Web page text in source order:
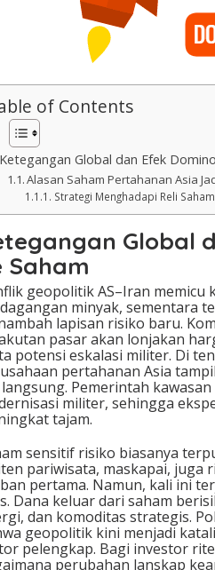
of Contents
Global dan Efek
Alasan Saham Pertahanan Asia
Strategi Menghadapi Reli
Global
Saham
geopolitik AS–Iran
minyak, sementara
lapisan risiko baru.
pasar akan lonjakan
potensi eskalasi militer. Di
pertahanan Asia
Pemerintah
militer, sehingga
tajam.
sensitif risiko biasanya
pariwisata, maskapai, juga
pertama. Namun, kali ini
Dana keluar dari saham
dan komoditas strategis.
geopolitik kini menjadi
pelengkap. Bagi investor
perubahan lanskap